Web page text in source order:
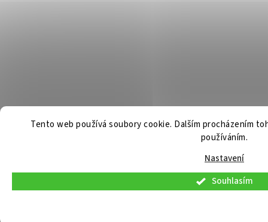
Tento web používá soubory cookie. Dalším procházením
používáním.
Nastavení
Souhlasím
V pátek 7. 8. 2026 budou osobní konzultace a telefonická podpora dostupné